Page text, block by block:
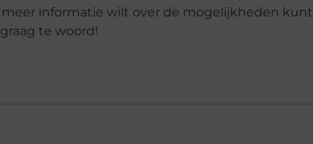
informatie wilt over de mogelijkheden
te woord!